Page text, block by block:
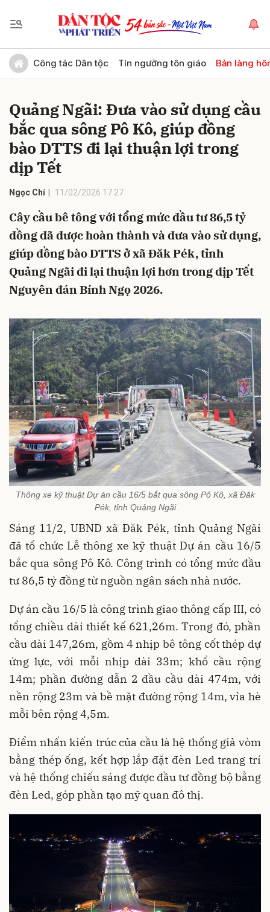
Công tác Dân tộc Tín ngưỡng tôn giáo Bản làng
Quảng Ngãi: Đưa vào sử dụng cầu
bắc qua sông Pô Kô, giúp đồng
bào DTTS đi lại thuận lợi trong
dịp Tết
Ngọc Chí 11/02/2026 17:27
Cây cầu bê tông với tổng mức đầu tư 86,5 tỷ
đồng đã được hoàn thành và đưa vào sử dụng,
giúp đồng bào DTTS ở xã Đăk Pék, tỉnh
Quảng Ngãi đi lại thuận lợi hơn trong dịp Tết
Nguyên đán Bính Ngọ 2026.
Thông xe kỹ thuật Dự án cầu 16/5 bắt qua sông Pô Kô, xã Đăk
Pék, tỉnh Quảng Ngãi
Sáng 11/2, UBND xã Đăk Pék, tỉnh Quảng Ngãi
đã tổ chức Lễ thông xe kỹ thuật Dự án cầu 16/5
bắc qua sông Pô Kô. Công trình có tổng mức đầu
tư 86,5 tỷ đồng từ nguồn ngân sách nhà nước.
Dự án cầu 16/5 là công trình giao thông cấp III, có
tổng chiều dài thiết kế 621,26m. Trong đó, phần
cầu dài 147,26m, gồm 4 nhịp bê tông cốt thép dự
ứng lực, với mỗi nhịp dài 33m; khổ cầu rộng
14m; phần đường dẫn 2 đầu cầu dài 474m, với
nền rộng 23m và bề mặt đường rộng 14m, vỉa hè
mỗi bên rộng 4,5m.
Điểm nhấn kiến trúc của cầu là hệ thống giả vòm
bằng thép ống, kết hợp lắp đặt đèn Led trang trí
và hệ thống chiếu sáng được đầu tư đồng bộ bằng
đèn Led, góp phần tạo mỹ quan đô thị.
Gửi bình luận